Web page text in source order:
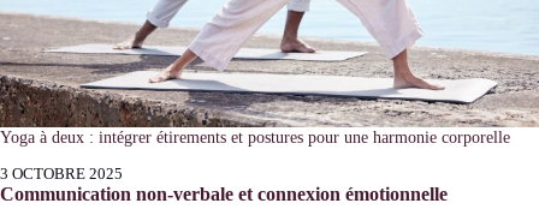
Yoga à deux : intégrer étirements et postures pour une harmonie corporelle
3 OCTOBRE 2025
Communication non-verbale et connexion émotionnelle